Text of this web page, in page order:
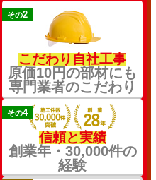
その2
こだわり自社工事
原価10円の部材にも
専門業者のこだわり
その4
信頼と実績
創業年・30,000件の
経験